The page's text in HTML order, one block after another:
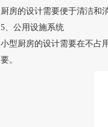
厨房的设计需要便于清洁和
5、公用设施系统
小型厨房的设计需要在不占
要。